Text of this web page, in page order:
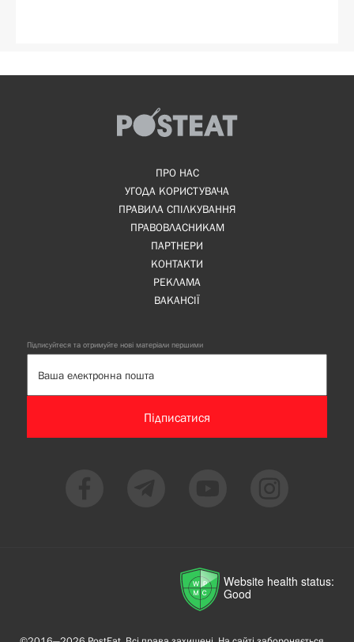
ПРО НАС
УГОДА КОРИСТУВАЧА
ПРАВИЛА СПІЛКУВАННЯ
ПРАВОВЛАСНИКАМ
ПАРТНЕРИ
КОНТАКТИ
РЕКЛАМА
ВАКАНСІЇ
Підписуйтеся та отримуйте нові матеріали першими
Підписатися
Website health status:
Good